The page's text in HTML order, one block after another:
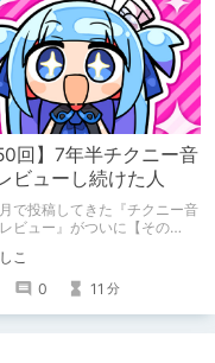
回】7年半チクニー音
ビューし続けた人
で投稿してきた『チクニー音
ビュー』がついに【その
えました！ 約7年半チクニー
おシコり報告をしてきただけ
記念は記念。 皆様への感謝
り、これまでの投稿を振り返
こ
0 11 分